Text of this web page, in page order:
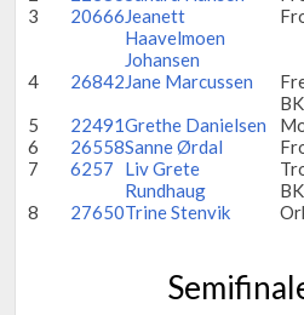
3
20666Jeanett
Haavelmoen
Johansen
4 26842Jane Marcussen
BK
5
22491Grethe Danielsen
6
26558Sanne Ørdal
7
6257
Liv Grete
Rundhaug
BK
8
27650Trine Stenvik